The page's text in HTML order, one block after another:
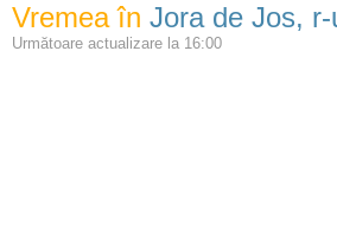
Vremea în Jora de Jos,
Următoare actualizare la 16:00